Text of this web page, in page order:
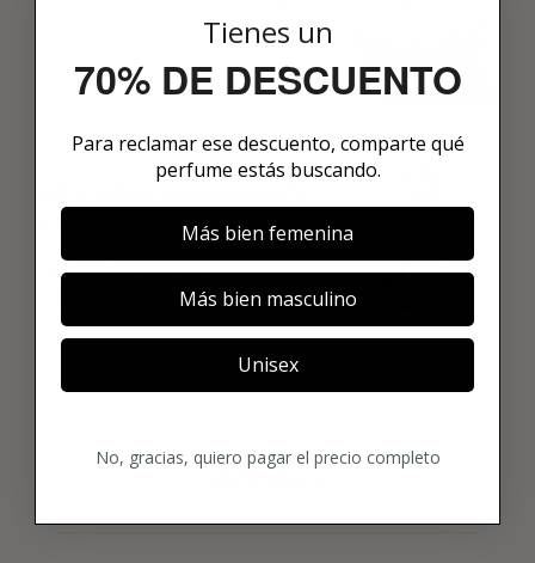
lujo se enviará justo después de la
03
de 8 ml. Pausa o cancela cuando
Tienes un
70% DE DESCUENTO
Para reclamar ese descuento, comparte qué
perfume estás buscando.
Más bien femenina
Más bien masculino
Unisex
No, gracias, quiero pagar el precio completo